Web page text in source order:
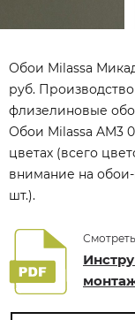
Обои Milassa
руб.
флизелиновые
Обои Milassa AM3
цветах (всего
внимание на
шт.).
Смотреть